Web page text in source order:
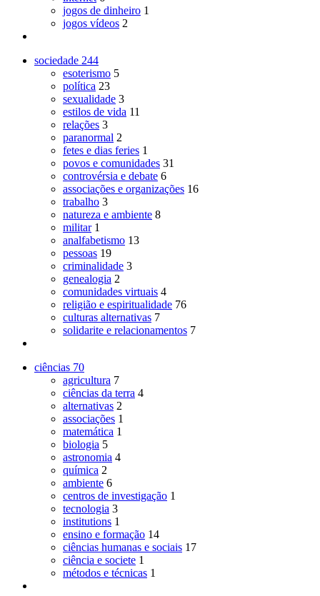
jogos de dinheiro 1
jogos vídeos 2
sociedade 244
esoterismo 5
política 23
sexualidade 3
estilos de vida 11
relações 3
paranormal 2
fetes e dias feries 1
povos e comunidades 31
controvérsia e debate 6
associações e organizações 16
trabalho 3
natureza e ambiente 8
militar 1
analfabetismo 13
pessoas 19
criminalidade 3
genealogia 2
comunidades virtuais 4
religião e espiritualidade 76
culturas alternativas 7
solidarite e relacionamentos 7
ciências 70
agricultura 7
ciências da terra 4
alternativas 2
associações 1
matemática 1
biologia 5
astronomia 4
química 2
ambiente 6
centros de investigação 1
tecnologia 3
institutions 1
ensino e formação 14
ciências humanas e sociais 17
ciência e societe 1
métodos e técnicas 1